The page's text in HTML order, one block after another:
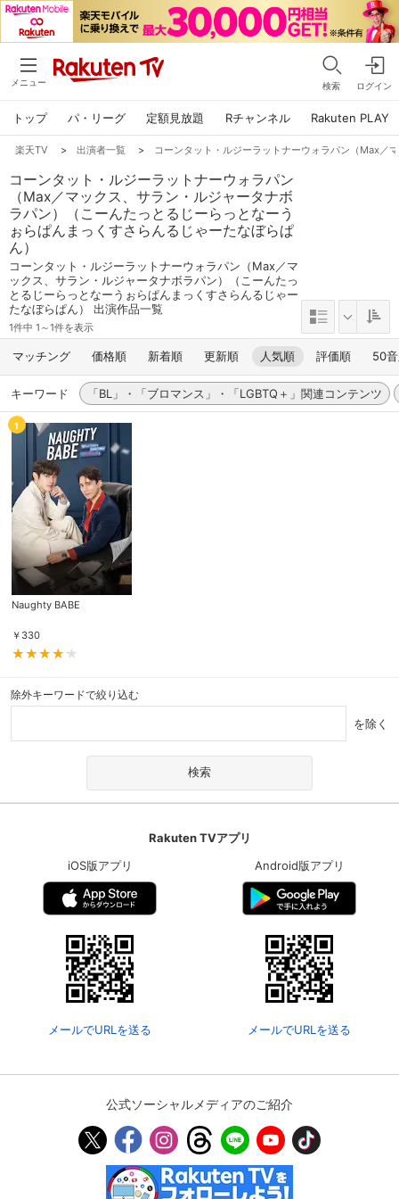
メニュー 検索 ログイン
トップ パ・リーグ 定額見放題 Rチャンネル Rakuten PLAY
楽天TV > 出演者一覧 > コーンタット・ルジーラットナーウォラパン（Max／
コーンタット・ルジーラットナーウォラパン
（Max／マックス、サラン・ルジャータナボ
ラパン）（こーんたっとるじーらっとなーう
ぉらぱんまっくすさらんるじゃーたなぼらぱ
ん）
コーンタット・ルジーラットナーウォラパン（Max／マ
ックス、サラン・ルジャータナボラパン）（こーんたっ
とるじーらっとなーうぉらぱんまっくすさらんるじゃー
たなぼらぱん） 出演作品一覧
1件中 1～1件を表示
マッチング 価格順 新着順 更新順 人気順 評価順 50
キーワード 「BL」・「ブロマンス」・「LGBTQ＋」関連コンテンツ
1
Naughty BABE
￥ 330
除外キーワードで絞り込む
を除く
Rakuten TVアプリ
iOS版アプリ
メールでURLを送る
Android版アプリ
メールでURLを送る
公式ソーシャルメディアのご紹介